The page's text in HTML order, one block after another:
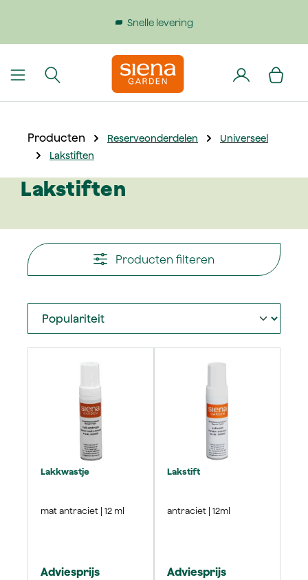
Snelle levering
Producten Reserveonderdelen
Universeel
Lakstiften
Lakstiften
Producten filteren
Lakkwastje
mat antraciet | 12 ml
Adviesprijs
Lakstift
antraciet | 12ml
Adviesprijs